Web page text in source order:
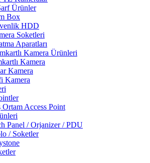
Ürünler
Box
HDD
Soketleri
Aparatları
Kamera Ürünleri
Kamera
Kamera
Kamera
Ortam Access Point
Panel / Orjanizer / PDU
/ Soketler